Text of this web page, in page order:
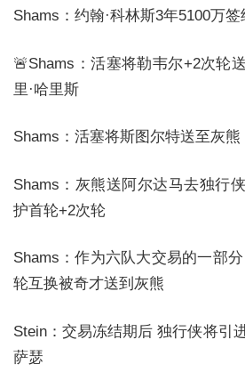
Shams：约翰·科林斯3年5100万签
🚨Shams：活塞将勒韦尔+2次轮
里·哈里斯
Shams：活塞将斯图尔特送至灰熊
Shams：灰熊送阿尔达马去独行
护首轮+2次轮
Shams：作为六队大交易的一部
轮互换被奇才送到灰熊
Stein：交易冻结期后 独行侠将引
萨瑟